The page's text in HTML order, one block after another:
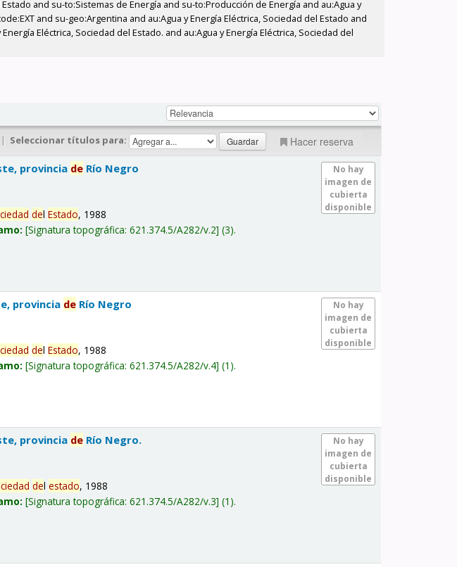
and su-to:Sistemas de Energía and su-to:Producción de Energía and au:Agua y
and su-geo:Argentina and au:Agua y Energía Eléctrica, Sociedad del Estado and
Eléctrica, Sociedad del Estado. and au:Agua y Energía Eléctrica, Sociedad del
| Seleccionar títulos para: Hacer reserva
No hay
imagen de
cubierta
disponible
provincia de Río Negro
delEstado, 1988
Signatura topográfica:621.374.5/A282/v.2 (3).
No hay
imagen de
cubierta
disponible
provincia de Río Negro
delEstado, 1988
Signatura topográfica:621.374.5/A282/v.4 (1).
No hay
imagen de
cubierta
disponible
provincia de Río Negro.
delestado, 1988
Signatura topográfica:621.374.5/A282/v.3 (1).